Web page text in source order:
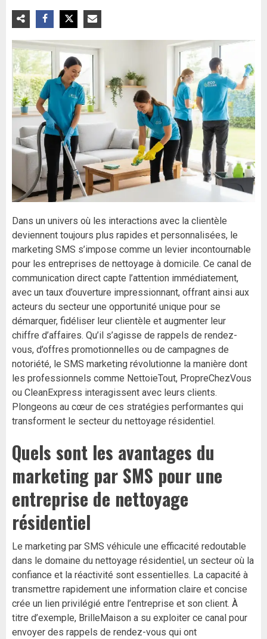
Dans un univers où les interactions avec la clientèle
deviennent toujours plus rapides et personnalisées, le
marketing SMS s’impose comme un levier incontournable
pour les entreprises de nettoyage à domicile. Ce canal de
communication direct capte l’attention immédiatement,
avec un taux d’ouverture impressionnant, offrant ainsi aux
acteurs du secteur une opportunité unique pour se
démarquer, fidéliser leur clientèle et augmenter leur
chiffre d’affaires. Qu’il s’agisse de rappels de rendez-
vous, d’offres promotionnelles ou de campagnes de
notoriété, le SMS marketing révolutionne la manière dont
les professionnels comme NettoieTout, PropreChezVous
ou CleanExpress interagissent avec leurs clients.
Plongeons au cœur de ces stratégies performantes qui
transforment le secteur du nettoyage résidentiel.
Quels sont les avantages du
marketing par SMS pour une
entreprise de nettoyage
résidentiel
Le marketing par SMS véhicule une efficacité redoutable
dans le domaine du nettoyage résidentiel, un secteur où la
confiance et la réactivité sont essentielles. La capacité à
transmettre rapidement une information claire et concise
crée un lien privilégié entre l’entreprise et son client. À
titre d’exemple, BrilleMaison a su exploiter ce canal pour
envoyer des rappels de rendez-vous qui ont